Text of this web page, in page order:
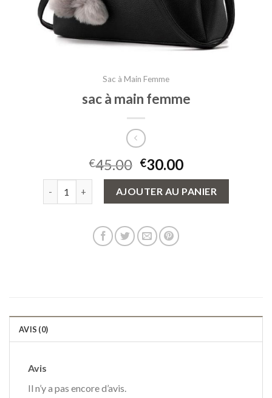
Sac à Main Femme
sac à main femme
€45.00 €30.00
quantité de sac à main femmeAJOUTER AU PANIER
AVIS (0)
Avis
Il n’y a pas encore d’avis.